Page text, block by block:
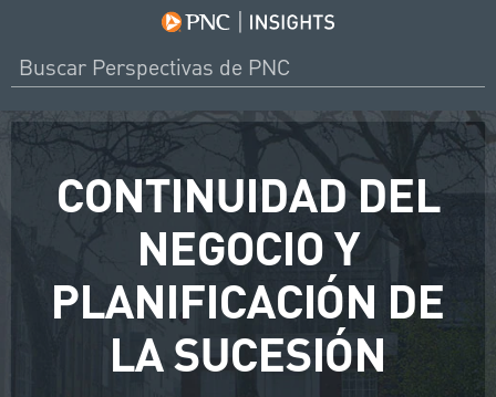
CONTINUIDAD DEL
NEGOCIO Y
PLANIFICACIÓN DE
LA SUCESIÓN